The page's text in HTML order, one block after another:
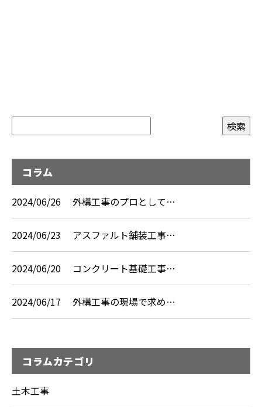
コラム
2024/06/26 外構工事のプロとして…
2024/06/23 アスファルト舗装工事…
2024/06/20 コンクリート基礎工事…
2024/06/17 外構工事の現場で求め…
コラムカテゴリ
土木工事